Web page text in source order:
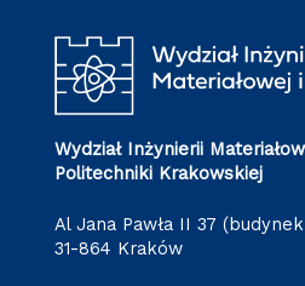
Wydział Inżynierii
Politechniki Krakowskiej
Al Jana Pawła II 37
31-864 Kraków